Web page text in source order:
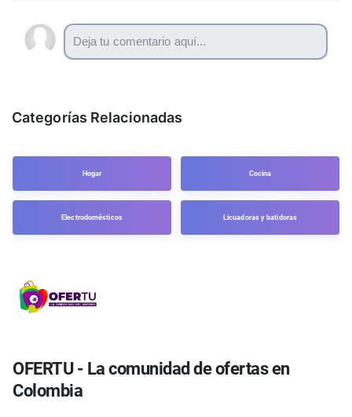
Categorías Relacionadas
Hogar Cocina
Electrodomésticos Licuadoras y batidoras
OFERTU - La comunidad de ofertas en
Colombia